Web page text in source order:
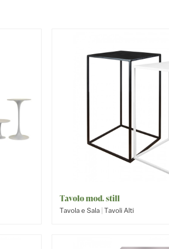
Tavolo mod. still
Tavola e Sala | Tavoli Alti